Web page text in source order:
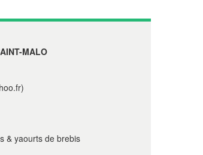
MALO
& yaourts de brebis